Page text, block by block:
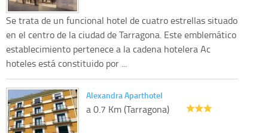
Se trata de un funcional hotel de cuatro estrellas situado
en el centro de la ciudad de Tarragona. Este emblemático
establecimiento pertenece a la cadena hotelera Ac
hoteles está constituido por ...
Alexandra Aparthotel
a 0.7 Km (Tarragona)